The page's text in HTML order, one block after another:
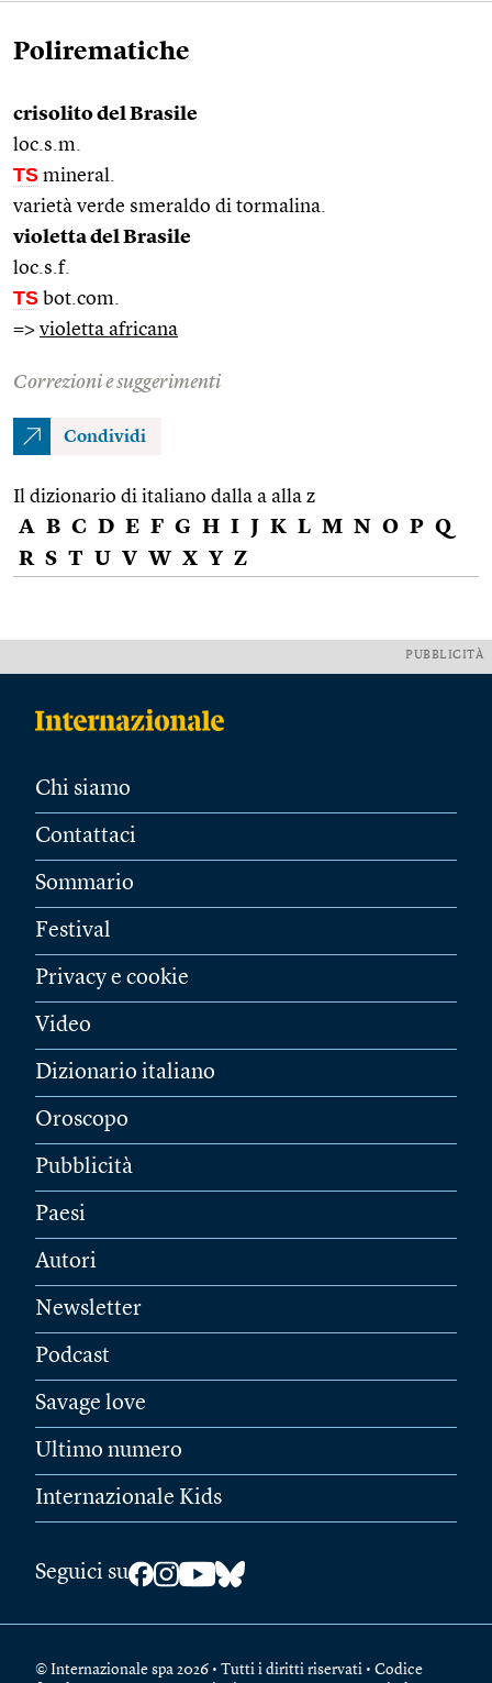
Polirematiche
crisolito del Brasile
loc.s.m.
TS mineral.
varietà verde smeraldo di tormalina.
violetta del Brasile
loc.s.f.
TS bot.com.
=> violetta africana
Correzioni e suggerimenti
Condividi
Il dizionario di italiano dalla a alla z
A B C D E F G H I J K L M N O P Q
R S T U V W X Y Z
PUBBLICITÀ
Chi siamo
Contattaci
Sommario
Festival
Privacy e cookie
Video
Dizionario italiano
Oroscopo
Pubblicità
Paesi
Autori
Newsletter
Podcast
Savage love
Ultimo numero
Internazionale Kids
Seguici su
© Internazionale spa 2026 • Tutti i diritti riservati • Codice